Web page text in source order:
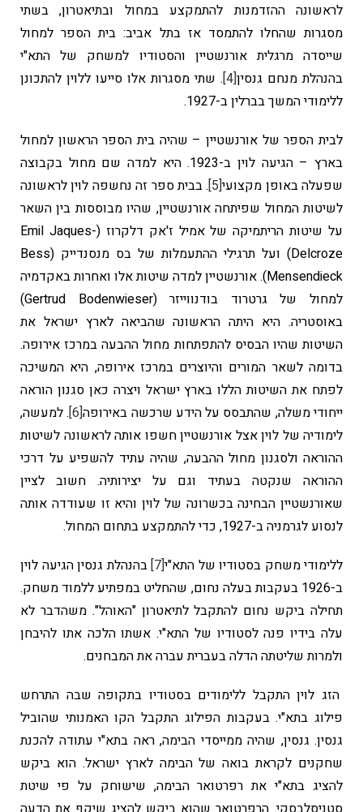
לראשונה ההזדמנות להתמקצע במחול ובתיאטרון, בשתי
מסגרות שהחלו להתמסד אז בתל אביב: בית הספר למחול
שייסדה מרגלית אורנשטיין והסטודיו למשחק של התא"י
בהנהלת מנחם גנסין[4] . שתי מסגרות אלו סייעו ללוין להתכונן
ללימודי המשך בברלין ב-1927.
לבית הספר של אורנשטיין – שהיה בית הספר הראשון למחול
בארץ – הגיעה לוין ב-1923. היא למדה שם מחול בקבוצה
שפעלה באופן מקצועי[5] . בבית ספר זה נחשפה לוין לראשונה
לשיטות המחול שפיתחה אורנשטיין, שהיו מבוססות בין השאר
על שיטות הריתמיקה של אמיל ז'אק דלקרוז (Emil Jaques-
Delcroze) ועל תרגילי ההתעמלות של בס מנסנדייק (Bess
Mensendieck). אורנשטיין למדה שיטות אלו ואחרות באקדמיה
למחול של גרטרוד בודנווייזר (Gertrud Bodenwieser)
באוסטריה. היא היתה הראשונה שהביאה לארץ ישראל את
השיטות שהיו הבסיס להתפתחות מחול ההבעה במרכז אירופה.
בדומה לשאר המורים והיוצרים במרכז אירופה, היא המשיכה
לפתח את השיטות הללו בארץ ישראל ויצרה כאן סגנון הוראה
ייחודי משלה, שהתבסס על הידע שרכשה באירופה[6] . למעשה,
לימודיה של לוין אצל אורנשטיין חשפו אותה לראשונה לשיטות
ההוראה ולסגנון מחול ההבעה, שהיה עתיד להשפיע על דרכי
ההוראה שנקטה בעתיד וגם על יצירותיה. חשוב לציין
שאורנשטיין הבחינה בכשרונה של לוין והיא זו שעודדה אותה
לנסוע לגרמניה ב-1927, כדי להתמקצע בתחום המחול.
ללימודי משחק בסטודיו של התא"י[7]
בהנהלת גנסין הגיעה לוין
ב-1926 בעקבות בעלה נחום, שהחליט במפתיע ללמוד משחק.
תחילה ביקש נחום להתקבל לתיאטרון "האוהל". משהדבר לא
עלה בידיו פנה לסטודיו של התא"י. אשתו הלכה אתו להיבחן
ולמרות שליטתה הדלה בעברית עברה את המבחנים.
הזג לוין התקבל ללימודים בסטודיו בתקופה שבה התרחש
פילוג בתא"י. בעקבות הפילוג התקבל הקו האמנותי שהוביל
גנסין. גנסין, שהיה ממייסדי הבימה, ראה בתא"י עתודה להכנת
שחקנים לקראת בואה של הבימה לארץ ישראל. הוא ביקש
להציג בתא"י את רפרטואר הבימה, שישוחק על פי שיטת